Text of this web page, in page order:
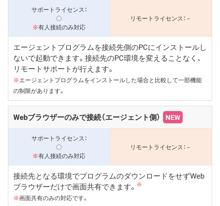
〇
※有人接続のみ対応
－
エージェントプログラムを接続先側のPCにインストールし
ないで起動できます。接続先のPC環境を変えることなく、
リモートサポートが行えます。
※エージェントプログラムをインストールした場合と比較して一部機能
の制限があります。
Webブラウザーのみで接続（エージェント側） NEW
〇
※有人接続のみ対応
－
接続先となる環境でプログラムのダウンロードをせずWeb
ブラウザーだけで画面共有できます。 ※
※画面共有のみの対応です。